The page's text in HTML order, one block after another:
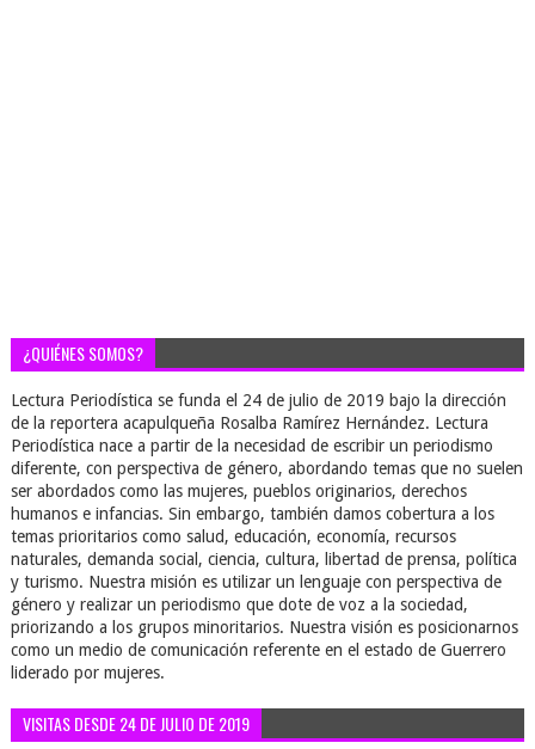
¿QUIÉNES SOMOS?
Lectura Periodística se funda el 24 de julio de 2019 bajo la dirección
de la reportera acapulqueña Rosalba Ramírez Hernández. Lectura
Periodística nace a partir de la necesidad de escribir un periodismo
diferente, con perspectiva de género, abordando temas que no suelen
ser abordados como las mujeres, pueblos originarios, derechos
humanos e infancias. Sin embargo, también damos cobertura a los
temas prioritarios como salud, educación, economía, recursos
naturales, demanda social, ciencia, cultura, libertad de prensa, política
y turismo. Nuestra misión es utilizar un lenguaje con perspectiva de
género y realizar un periodismo que dote de voz a la sociedad,
priorizando a los grupos minoritarios. Nuestra visión es posicionarnos
como un medio de comunicación referente en el estado de Guerrero
liderado por mujeres.
VISITAS DESDE 24 DE JULIO DE 2019